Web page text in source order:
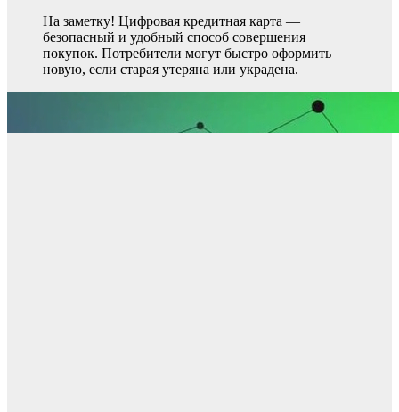
На заметку! Цифровая кредитная карта —
безопасный и удобный способ совершения
покупок. Потребители могут быстро оформить
новую, если старая утеряна или украдена.